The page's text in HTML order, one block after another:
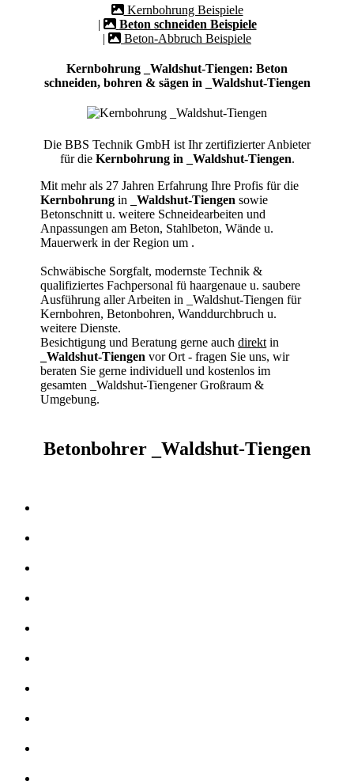
Kernbohrung Beispiele
|
Beton schneiden Beispiele
|
Beton-Abbruch Beispiele
Kernbohrung _Waldshut-Tiengen: Beton
schneiden, bohren & sägen in _Waldshut-Tiengen
Die BBS Technik GmbH ist Ihr zertifizierter Anbieter
für die Kernbohrung in _Waldshut-Tiengen.
Mit mehr als 27 Jahren Erfahrung Ihre Profis für die
Kernbohrung in _Waldshut-Tiengen sowie
Betonschnitt u. weitere Schneidearbeiten und
Anpassungen am Beton, Stahlbeton, Wände u.
Mauerwerk in der Region um .
Schwäbische Sorgfalt, modernste Technik &
qualifiziertes Fachpersonalfü haargenaue u. saubere
Ausführung aller Arbeitenin _Waldshut-Tiengen für
Kernbohren, Betonbohren, Wanddurchbruch u.
weitere Dienste.
Besichtigung und Beratung gerne auchdirekt in
_Waldshut-Tiengen vor Ort - fragen Sie uns, wir
beraten Sie gerne individuell und kostenlos im
gesamten _Waldshut-Tiengener Großraum &
Umgebung.
Betonbohrer _Waldshut-Tiengen